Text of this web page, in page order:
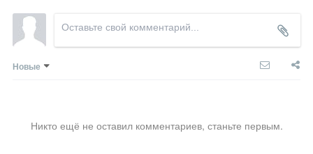
Новые
Никто ещё не оставил комментариев, станьте первым.